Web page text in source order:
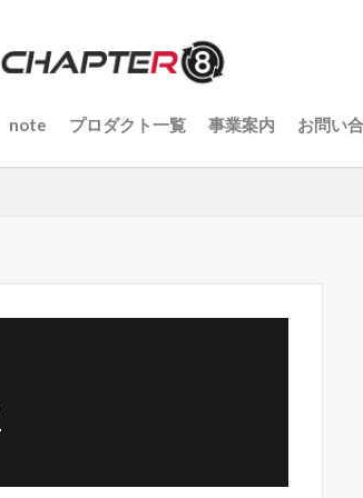
note プロダクト一覧 事業案内 お問い